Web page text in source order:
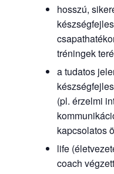
hosszú,
tréningek
a tudatos
(pl. érzelmi
kapcsolatos
life
coach